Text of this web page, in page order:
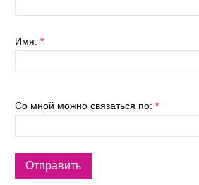
Имя: *
Со мной можно связаться по: *